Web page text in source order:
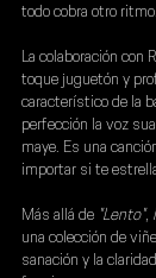
todo cobra otro ritmo.
La colaboración con
toque juguetón y
característico de la
perfección la voz
maye. Es una
importar si te
Más allá de "Lento",
una colección de
sanación y la